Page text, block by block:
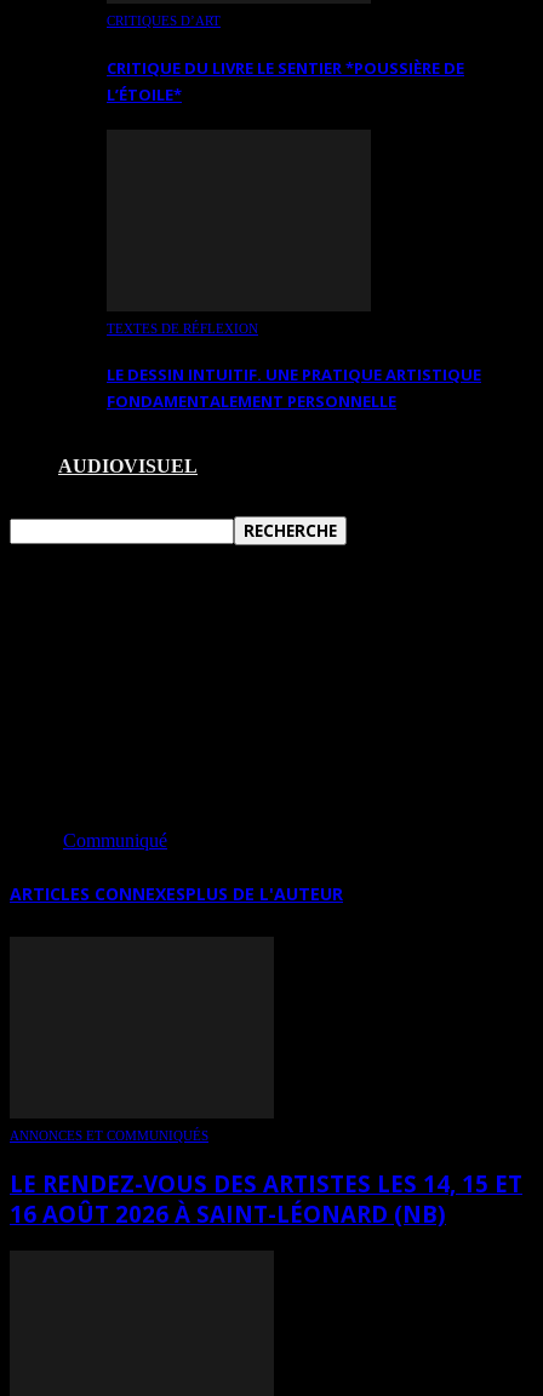
CRITIQUES D’ART
CRITIQUE DU LIVRE LE SENTIER *POUSSIÈRE DE
L’ÉTOILE*
TEXTES DE RÉFLEXION
LE DESSIN INTUITIF. UNE PRATIQUE ARTISTIQUE
FONDAMENTALEMENT PERSONNELLE
AUDIOVISUEL
Communiqué
ARTICLES CONNEXESPLUS DE L'AUTEUR
ANNONCES ET COMMUNIQUÉS
LE RENDEZ-VOUS DES ARTISTES LES 14, 15 ET
16 AOÛT 2026 À SAINT-LÉONARD (NB)